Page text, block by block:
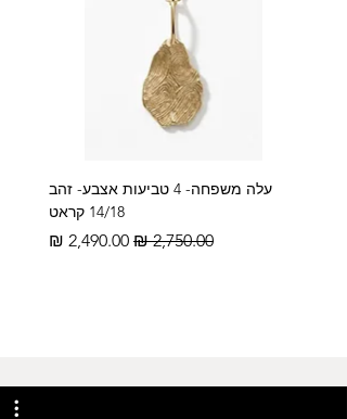
עלה משפחה- 4 טביעות אצבע- זהב
14/18 קראט
מחיר רגיל מחיר מבצע